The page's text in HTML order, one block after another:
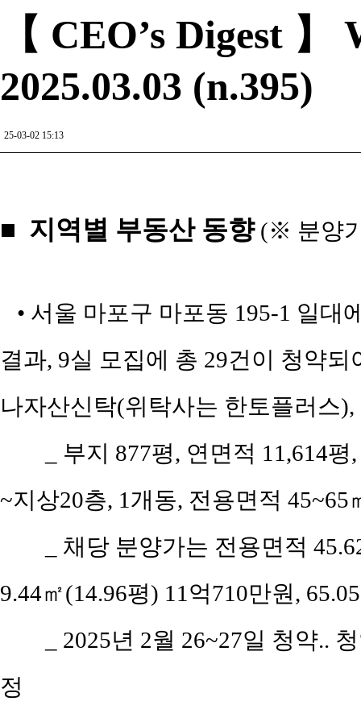
【 CEO’s Digest
2025.03.03 (n.395)
25-03-02 15:13
■ 지역별 부동산 동향(※ 분양
• 서울 마포구 마포동 195-1 일대
결과, 9실 모집에 총 29건이 청약
나자산신탁(위탁사는 한토플러스
_ 부지 877평, 연면적 11,614
~지상20층, 1개동, 전용면적 45~65
_ 채당 분양가는 전용면적
9.44㎡(14.96평) 11억710만원,
_ 2025년 2월 26~27일 청약..
정